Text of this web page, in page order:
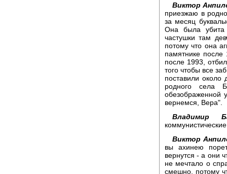
Виктор
приезжаю в
за месяц
Она была убита
частушки там
потому что она
памятнике после
после 1993,
того чтобы все
поставили около
родного села
обезображенной
вернемся, Вера".
Владимир
Виктор
вы ахинею
вернутся - а они
не мечтало о
смешно, потому